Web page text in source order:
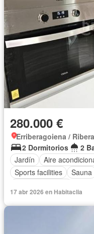
280.000 €
Erriberagoiena /
2 Dormitorios
2
Jardín
Aire
Sports facilities
Sauna
17 abr 2026 en Habitaclia